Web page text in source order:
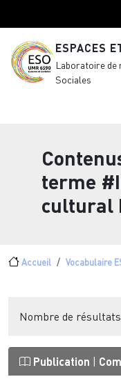
ESPACES
Laboratoire de
Sociales
terme
cultural
Fil d'Ariane
Accueil Vocabulaire
Nombre de
Publication